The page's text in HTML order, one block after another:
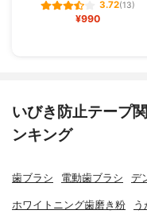
3.72(13)
¥990
いびき防止テープ
ンキング
歯ブラシ 電動歯ブラシ デ
ホワイトニング歯磨き粉 う